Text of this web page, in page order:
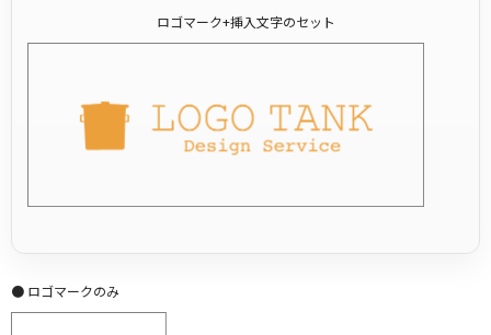
ロゴマーク+挿入文字のセット
● ロゴマークのみ